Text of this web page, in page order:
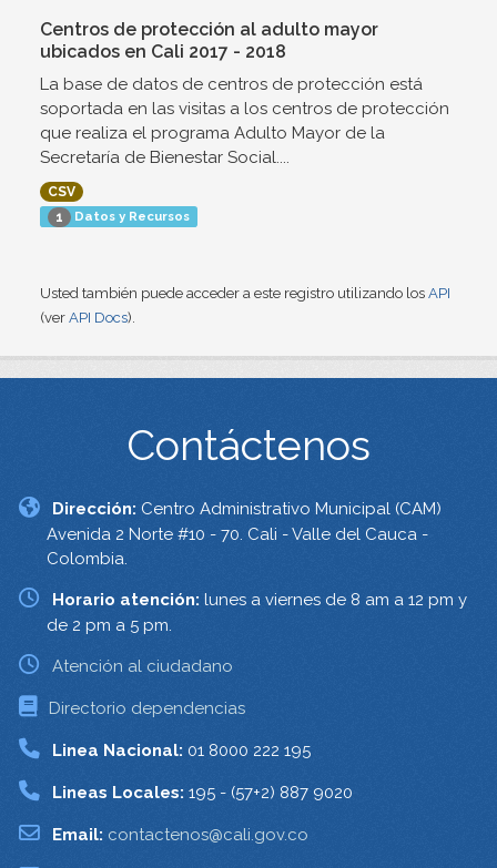
Centros de protección al adulto mayor
ubicados en Cali 2017 - 2018
La base de datos de centros de protección está
soportada en las visitas a los centros de protección
que realiza el programa Adulto Mayor de la
Secretaría de Bienestar Social....
CSV
1 Datos y Recursos
Usted también puede acceder a este registro utilizando los API
(ver API Docs).
Contáctenos
Dirección: Centro Administrativo Municipal (CAM)
Avenida 2 Norte #10 - 70. Cali - Valle del Cauca -
Colombia.
Horario atención: lunes a viernes de 8 am a 12 pm y
de 2 pm a 5 pm.
Atención al ciudadano
Directorio dependencias
Linea Nacional: 01 8000 222 195
Lineas Locales: 195 - (57+2) 887 9020
Email: contactenos@cali.gov.co